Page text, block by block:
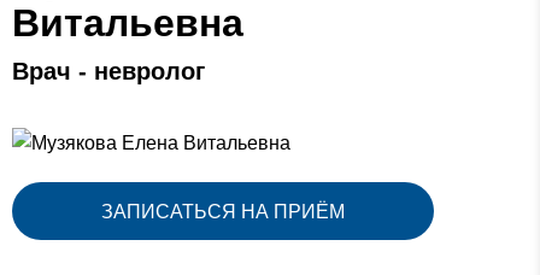
Витальевна
Врач - невролог
ЗАПИСАТЬСЯ НА ПРИЁМ